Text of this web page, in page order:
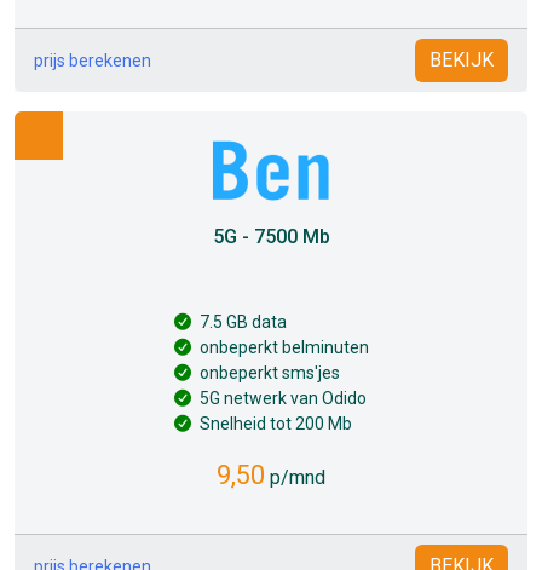
prijs berekenen BEKIJK
5G - 7500 Mb
7.5 GB data
onbeperkt belminuten
onbeperkt sms'jes
5G netwerk van Odido
Snelheid tot 200 Mb
9,50 p/mnd
prijs berekenen